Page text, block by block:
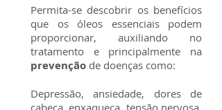
Permita-se descobrir os benefícios
que os óleos essenciais podem
proporcionar, auxiliando no
tratamento e principalmente na
prevenção de doenças como:
Depressão, ansiedade, dores de
cabeça, enxaqueca, tensão nervosa,